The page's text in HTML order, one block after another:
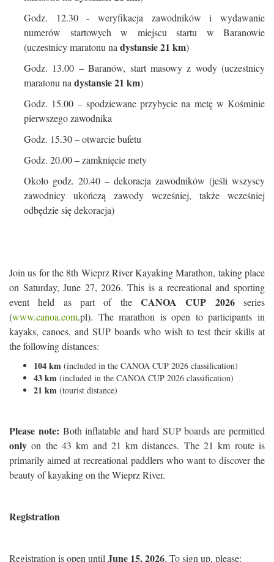
Godz. 12.30 - weryfikacja zawodników i wydawanie
numerów startowych w miejscu startu w Baranowie
(uczestnicy maratonu na dystansie 21 km)
Godz. 13.00 – Baranów, start masowy z wody (uczestnicy
maratonu na dystansie 21 km)
Godz. 15.00 – spodziewane przybycie na metę w Kośminie
pierwszego zawodnika
Godz. 15.30 – otwarcie bufetu
Godz. 20.00 – zamknięcie mety
Około godz. 20.40 – dekoracja zawodników (jeśli wszyscy
zawodnicy ukończą zawody wcześniej, także wcześniej
odbędzie się dekoracja)
Join us for the 8th Wieprz River Kayaking Marathon, taking place
on Saturday, June 27, 2026. This is a recreational and sporting
event held as part of the CANOA CUP 2026series
(www.canoa.com.pl). The marathon is open to participants in
kayaks, canoes, and SUP boards who wish to test their skills at
the following distances:
104 km (included in the CANOA CUP 2026 classification)
43 km (included in the CANOA CUP 2026 classification)
21 km (tourist distance)
Please note: Both inflatable and hard SUP boards are permitted
only on the 43 km and 21 km distances. The 21 km route is
primarily aimed at recreational paddlers who want to discover the
beauty of kayaking on the Wieprz River.
Registration
Registration is open until June 15, 2026. To sign up, please: